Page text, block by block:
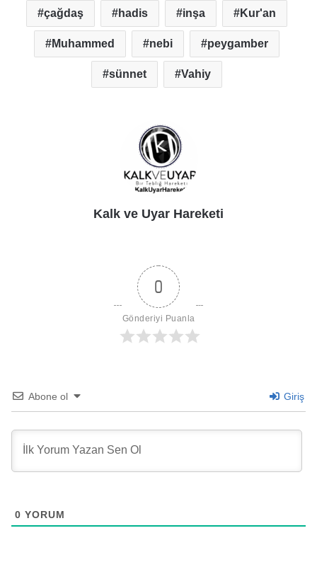
çağdaş hadis inşa Kur'an
Muhammed nebi peygamber
sünnet Vahiy
Kalk ve Uyar Hareketi
0
Gönderiyi Puanla
Abone ol Giriş
0 YORUM